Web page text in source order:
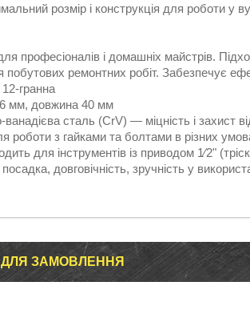
розмір і конструкція для роботи у
професіоналів і домашніх майстрів.
побутових ремонтних робіт. Забезпечує
гранна
мм, довжина 40 мм
сталь (CrV) — міцність і захист
роботи з гайками та болтами в різних
для інструментів із приводом 1⁄2"
довговічність, зручність у
ДЛЯ ЗАМОВЛЕННЯ